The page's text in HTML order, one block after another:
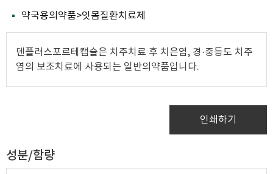
약국용의약품>잇몸질환치료제
덴플러스포르테캡슐은 치주치료 후 치은염, 경·중등도 치주
염의 보조치료에 사용되는 일반의약품입니다.
인쇄하기
성분/함량